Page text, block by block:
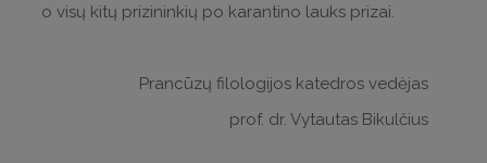
o visų kitų prizininkių po karantino lauks prizai.
Prancūzų filologijos katedros vedėjas
prof. dr. Vytautas Bikulčius